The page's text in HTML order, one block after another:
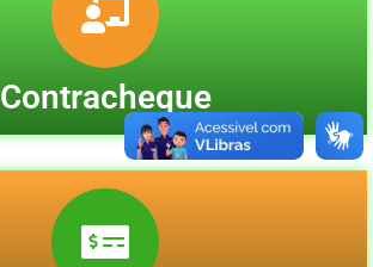
Contracheque